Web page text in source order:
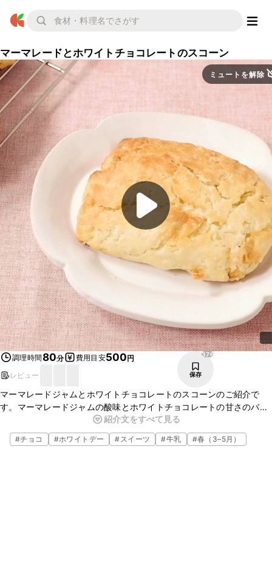
マーマレードとホワイトチョコレートのスコーン
ミュートを解除
調理時間80分 費用目安500円
レビュー
376
保存
マーマレードジャムとホワイトチョコレートのスコーンのご紹介で
す。マーマレードジャムの酸味とホワイトチョコレートの甘さのバラ
ンスが丁度よく、おいしいですよ。手軽に揃う材料で簡単に作れるの
でぜひお試しくださいね。
紹介文をすべて見る
#チョコ #ホワイトデー #スイーツ #牛乳 #春（3–5月）